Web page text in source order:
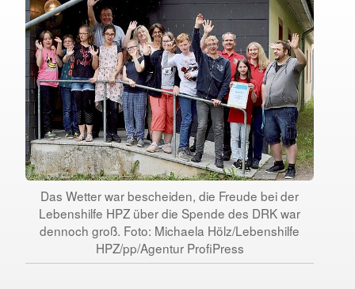
Das Wetter war bescheiden, die Freude bei der
Lebenshilfe HPZ über die Spende des DRK war
dennoch groß. Foto: Michaela Hölz/Lebenshilfe
HPZ/pp/Agentur ProfiPress